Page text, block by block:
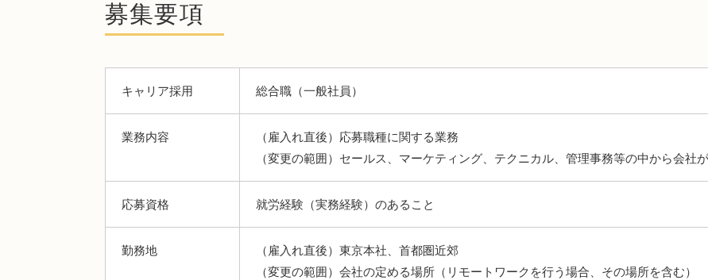
募集要項
キャリア採用 総合職（一般社員 ）
業務内容
（雇入れ直後）応募職種に関する業務
（変更の範囲）セールス、マーケティング、テクニカル、管理事務等の中から会社
応募資格 就労経験（実務経験）のあること
勤務地
（雇入れ直後）東京本社、首都圏近郊
（変更の範囲）会社の定める場所（リモートワークを行う場合、その場所を含む）